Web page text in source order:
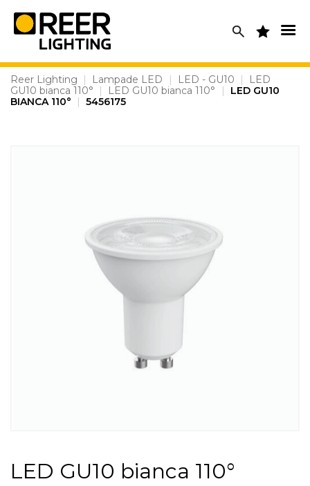
content
Reer Lighting | Lampade LED | LED - GU10 |
LED
GU10 bianca 110°
| LED GU10 bianca 110° |
LED GU10
BIANCA 110°
| 5456175
LED GU10 bianca 110°